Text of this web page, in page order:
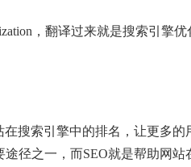
，翻译过来就是搜索引
搜索引擎中的排名，让更多
径之一，而SEO就是帮助网站